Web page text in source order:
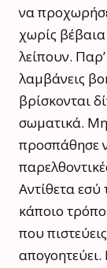
να
χωρίς
λείπουν.
λαμβάνεις
βρίσκονται
σωματικά.
προσπάθησε
Αντίθετα εσύ
κάποιο
που